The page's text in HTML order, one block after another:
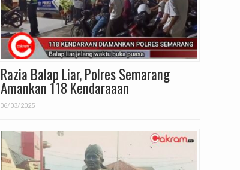
Razia Balap Liar, Polres Semarang
Amankan 118 Kendaraaan
06/03/2025